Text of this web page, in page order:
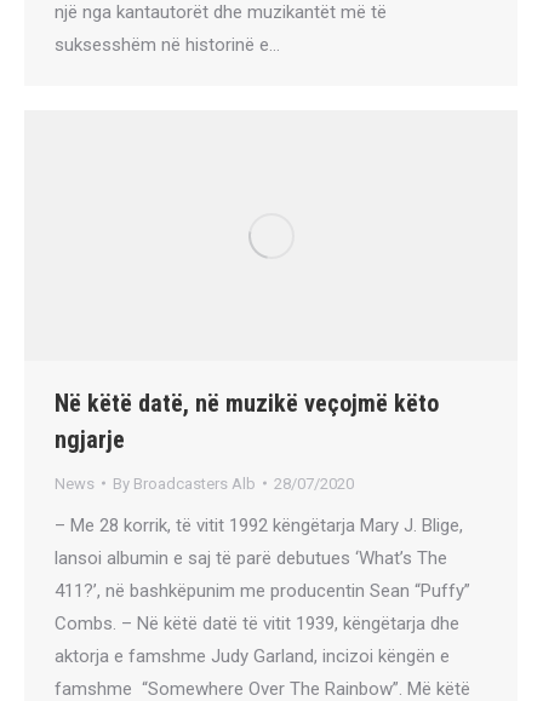
një nga kantautorët dhe muzikantët më të
suksesshëm në historinë e…
Në këtë datë, në muzikë veçojmë këto
ngjarje
News By Broadcasters Alb 28/07/2020
– Me 28 korrik, të vitit 1992 këngëtarja Mary J. Blige,
lansoi albumin e saj të parë debutues ‘What’s The
411?’, në bashkëpunim me producentin Sean “Puffy”
Combs. – Në këtë datë të vitit 1939, këngëtarja dhe
aktorja e famshme Judy Garland, incizoi këngën e
famshme “Somewhere Over The Rainbow”. Më këtë